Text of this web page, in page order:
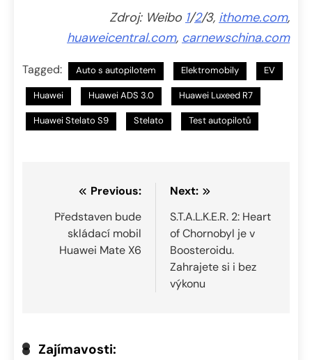
Zdroj: Weibo 1/2/3, ithome.com,
huaweicentral.com, carnewschina.com
Tagged: Auto s autopilotem Elektromobily EV
Huawei Huawei ADS 3.0 Huawei Luxeed R7
Huawei Stelato S9 Stelato Test autopilotů
Navigace
pro
příspěvek
Previous:
Představen bude
skládací mobil
Huawei Mate X6
Next:
S.T.A.L.K.E.R. 2: Heart
of Chornobyl je v
Boosteroidu.
Zahrajete si i bez
výkonu
Zajímavosti: